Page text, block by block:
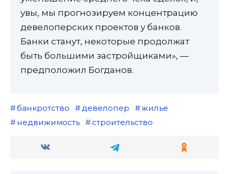
увы, мы прогнозируем концентрацию
девелоперских проектов у банков.
Банки станут, некоторые продолжат
быть большими застройщиками», —
предположил Богданов.
банкротство девелопер
жилье
недвижимость
строительство